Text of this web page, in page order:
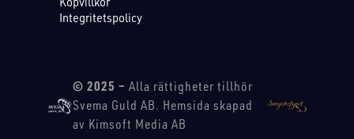
Integritetspolicy
© 2025 – Alla rättigheter tillhör
Svema Guld AB. Hemsida skapad
av Kimsoft Media AB